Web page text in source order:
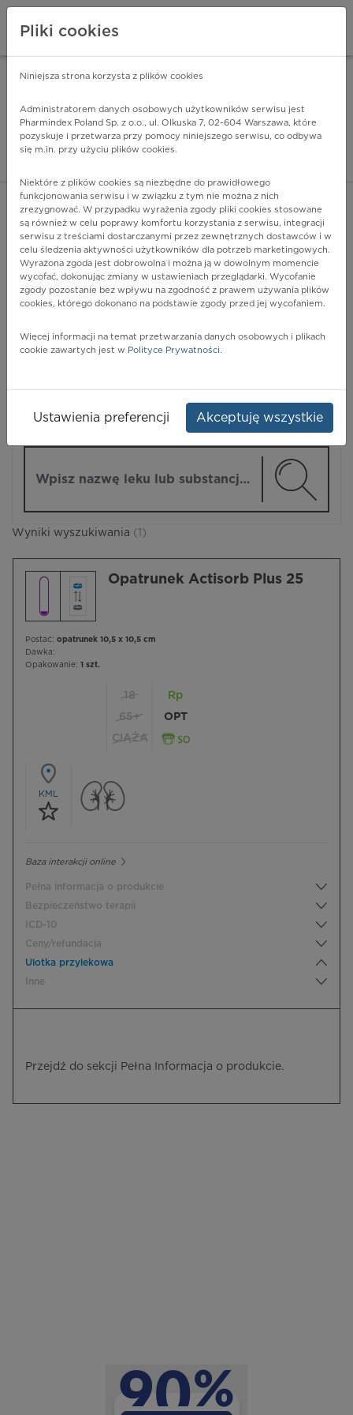
Pharmindex - lider
ZALOGUJ SIĘ
POKAŻ FILTRY
Pharmindex
Wyniki wyszukiwania (1)
Opatrunek Actisorb Plus 25
Postać: opatrunek 10,5 x 10,5 cm
Dawka:
Opakowanie: 1 szt.
18
65+
CIĄŻA
Rp
OPT
KML
Baza interakcji online
Pełna informacja o produkcie
Bezpieczeństwo terapii
ICD-10
Ceny/refundacja
Ulotka przylekowa
Inne
Przejdź do sekcji Pełna Informacja o produkcie.
Pliki cookies
Niniejsza strona korzysta z plików cookies
Administratorem danych osobowych użytkowników serwisu jest
Pharmindex Poland Sp. z o.o., ul. Olkuska 7, 02-604 Warszawa, które
pozyskuje i przetwarza przy pomocy niniejszego serwisu, co odbywa
się m.in. przy użyciu plików cookies.
Niektóre z plików cookies są niezbędne do prawidłowego
funkcjonowania serwisu i w związku z tym nie można z nich
zrezygnować. W przypadku wyrażenia zgody pliki cookies stosowane
są również w celu poprawy komfortu korzystania z serwisu, integracji
serwisu z treściami dostarczanymi przez zewnętrznych dostawców i w
celu śledzenia aktywności użytkowników dla potrzeb marketingowych.
Wyrażona zgoda jest dobrowolna i można ją w dowolnym momencie
wycofać, dokonując zmiany w ustawieniach przeglądarki. Wycofanie
zgody pozostanie bez wpływu na zgodność z prawem używania plików
cookies, którego dokonano na podstawie zgody przed jej wycofaniem.
Więcej informacji na temat przetwarzania danych osobowych i plikach
cookie zawartych jest w Polityce Prywatności.
Ustawienia preferencji Akceptuję wszystkie
ZA DARMO - w Google Play INSTALUJ